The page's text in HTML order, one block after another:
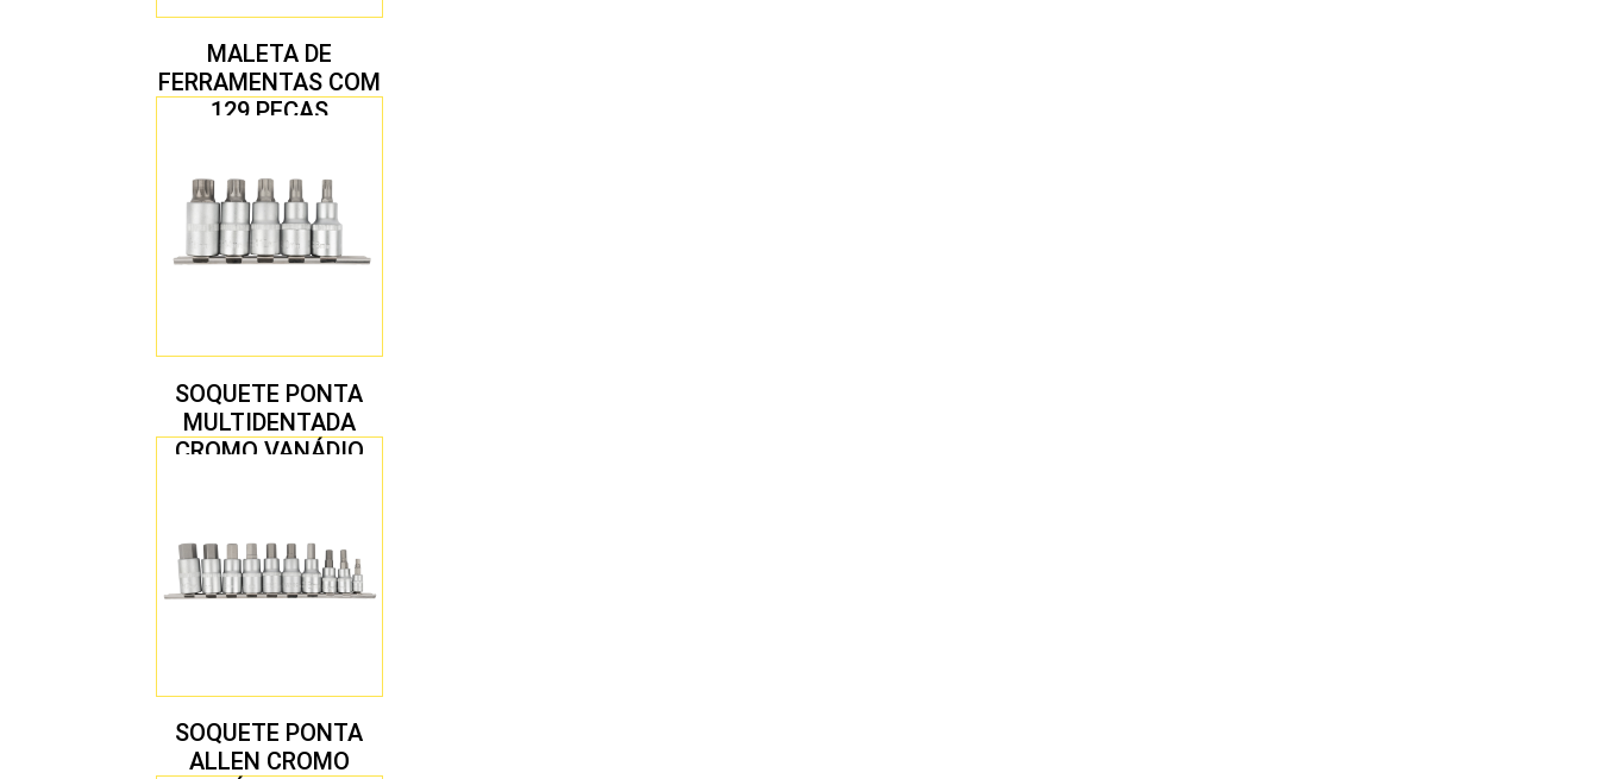
MALETA DE
FERRAMENTAS COM
129 PEÇAS
SOQUETE PONTA
MULTIDENTADA
CROMO VANÁDIO
SOQUETE PONTA
ALLEN CROMO